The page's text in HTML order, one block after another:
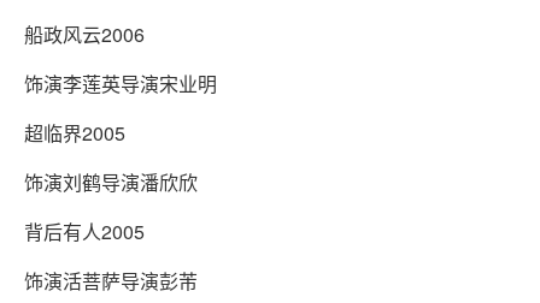
船政风云2006
饰演李莲英导演宋业明
超临界2005
饰演刘鹤导演潘欣欣
背后有人2005
饰演活菩萨导演彭芾